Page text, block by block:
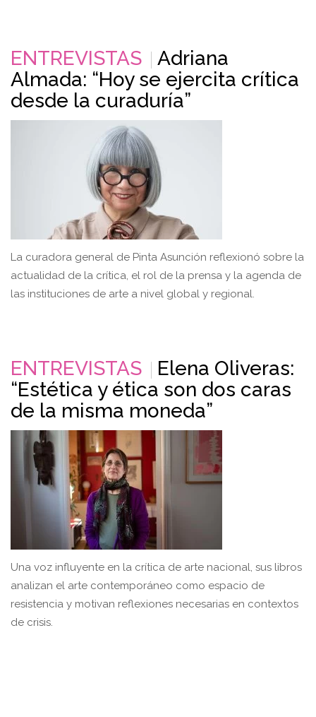
ENTREVISTAS
Adriana
Almada: “Hoy se ejercita crítica
desde la curaduría”
La curadora general de Pinta Asunción reflexionó sobre la
actualidad de la crítica, el rol de la prensa y la agenda de
las instituciones de arte a nivel global y regional.
ENTREVISTAS
Elena Oliveras:
“Estética y ética son dos caras
de la misma moneda”
Una voz influyente en la crítica de arte nacional, sus libros
analizan el arte contemporáneo como espacio de
resistencia y motivan reflexiones necesarias en contextos
de crisis.